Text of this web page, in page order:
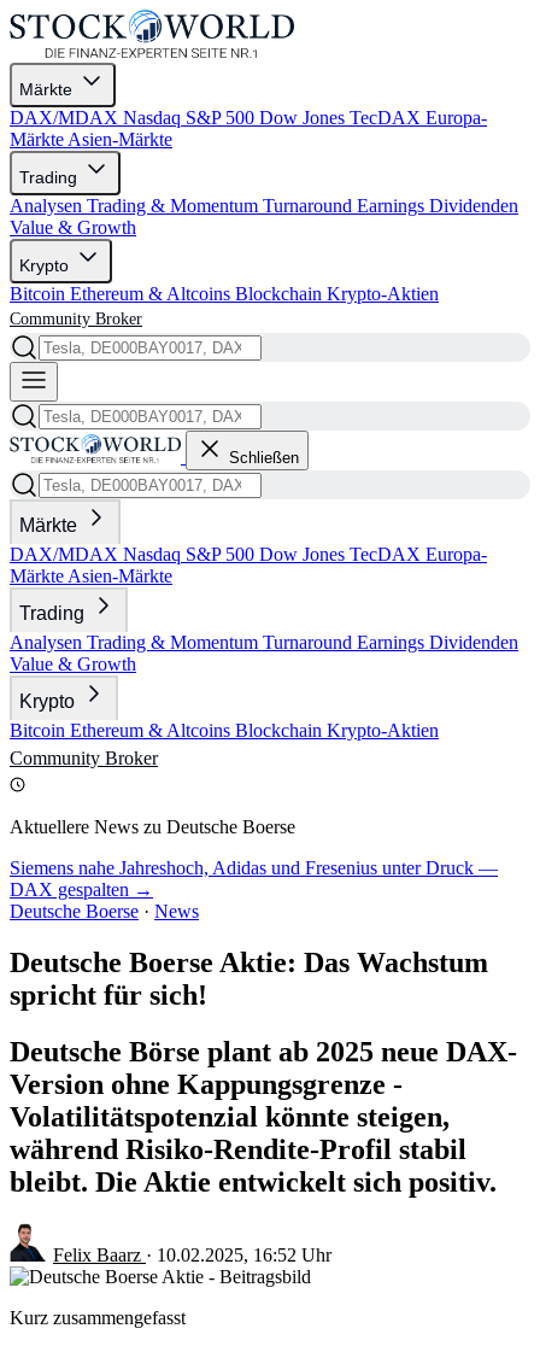
Märkte
DAX/MDAX Nasdaq S&P 500 Dow Jones TecDAX Europa-
Märkte Asien-Märkte
Trading
Analysen Trading & Momentum Turnaround Earnings Dividenden
Value & Growth
Krypto
Bitcoin Ethereum & Altcoins Blockchain Krypto-Aktien
Community Broker
Schließen
Märkte
DAX/MDAX Nasdaq S&P 500 Dow Jones TecDAX Europa-
Märkte Asien-Märkte
Trading
Analysen Trading & Momentum Turnaround Earnings Dividenden
Value & Growth
Krypto
Bitcoin Ethereum & Altcoins Blockchain Krypto-Aktien
Community Broker
Aktuellere News zu Deutsche Boerse
Siemens nahe Jahreshoch, Adidas und Fresenius unter Druck —
DAX gespalten →
Deutsche Boerse · News
Deutsche Boerse Aktie: Das Wachstum
spricht für sich!
Deutsche Börse plant ab 2025 neue DAX-
Version ohne Kappungsgrenze -
Volatilitätspotenzial könnte steigen,
während Risiko-Rendite-Profil stabil
bleibt. Die Aktie entwickelt sich positiv.
Felix Baarz · 10.02.2025, 16:52 Uhr
Kurz zusammengefasst